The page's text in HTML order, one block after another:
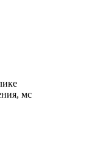
мс